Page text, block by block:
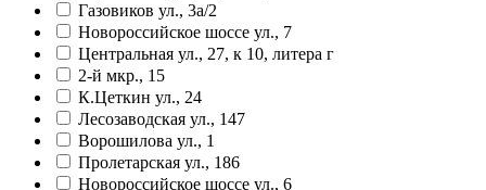
Газовиков ул., 3а/2
Новороссийское шоссе ул., 7
Центральная ул., 27, к 10, литера г
2-й мкр., 15
К.Цеткин ул., 24
Лесозаводская ул., 147
Ворошилова ул., 1
Пролетарская ул., 186
Новороссийское шоссе ул., 6